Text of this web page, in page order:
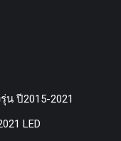
น ปี2015-2021
LED